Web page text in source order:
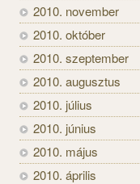
2010. november
2010. október
2010. szeptember
2010. augusztus
2010. július
2010. június
2010. május
2010. április